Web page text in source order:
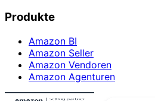
Produkte
Amazon BI
Amazon Seller
Amazon Vendoren
Amazon Agenturen